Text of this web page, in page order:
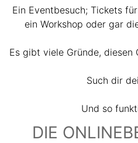
Ein Eventbesuch; Tickets
ein Workshop oder gar
Es gibt viele Gründe, diesen
Such dir
Und so
DIE